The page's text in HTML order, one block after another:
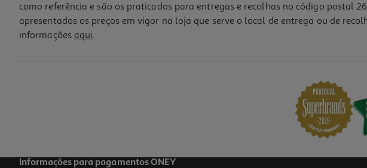
como referência e são os praticados para entregas e recolhas no código postal
apresentados os preços em vigor na loja que serve o local de entrega ou de
informações aqui.
Informações para pagamentos ONEY